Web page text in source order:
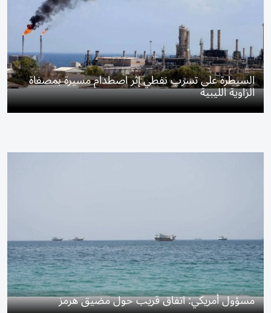
السيطرة على تسرب نفطي إثر اصطدام مسيرة بمصفاة
الزاوية الليبية
مسؤول أمريكي: اتفاق قريب حول مضيق هرمز